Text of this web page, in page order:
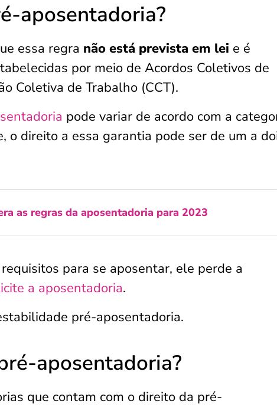
aposentadoria?
essa regra não está prevista em lei e é
por meio de Acordos Coletivos de
Coletiva de Trabalho (CCT).
pode variar de acordo com a
o direito a essa garantia pode ser de um a
as regras da aposentadoria para 2023
para se aposentar, ele perde a
a aposentadoria.
pré-aposentadoria.
aposentadoria?
que contam com o direito da pré-